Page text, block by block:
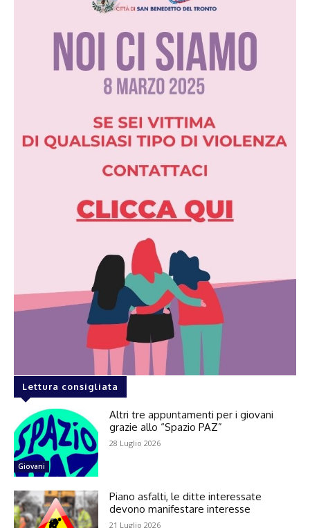
Lettura consigliata
Giovani
Altri tre appuntamenti per i giovani
grazie allo “Spazio PAZ”
28 Luglio 2026
Piano asfalti, le ditte interessate
devono manifestare interesse
21 Luglio 2026